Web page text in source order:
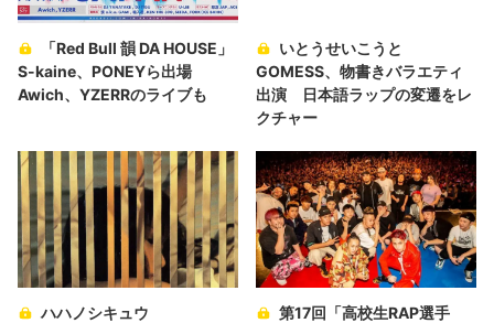
「Red Bull 韻 DA HOUSE」
S-kaine、PONEYら出場
Awich、YZERRのライブも
いとうせいこうと
GOMESS、物書きバラエティ
出演 日本語ラップの変遷をレ
クチャー
ハハノシキュウ
第17回「高校生RAP選手